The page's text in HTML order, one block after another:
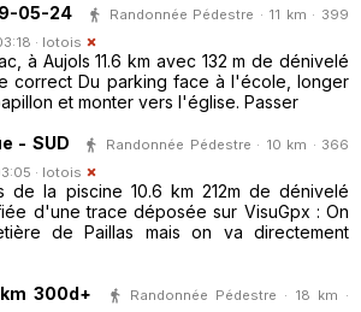
05-24
Randonnée Pédestre · 11 km · 399
· lotois
à Aujols 11.6 km avec 132 m de dénivelé
correct Du parking face à l'école, longer
et monter vers l'église. Passer
- SUD
Randonnée Pédestre · 10 km · 366
· lotois
de la piscine 10.6 km 212m de dénivelé
d'une trace déposée sur VisuGpx : On
de Paillas mais on va directement
300d+
Randonnée Pédestre · 18 km ·